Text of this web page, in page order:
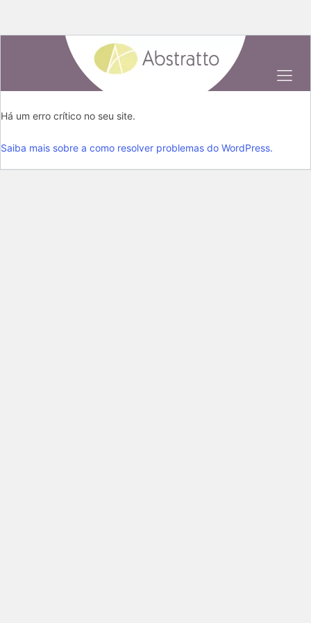
Há um erro crítico no seu site.
Saiba mais sobre a como resolver problemas do WordPress.